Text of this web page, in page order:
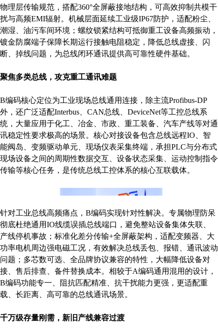
物理层传输规范，搭配360°全屏蔽接地结构，可高效抑制共模干
扰与高频EMI辐射。机械层面延续工业级IP67防护，适配粉尘、
潮湿、油污车间环境；螺纹锁紧结构可抵御重工设备高频振动，
镀金防腐端子保障长期运行接触电阻稳定，降低总线虚接、闪
断、掉线问题，为总线闭环通讯提供高可靠性硬件基础。
聚焦多类总线，攻克重工通讯难题
B编码核心定位为工业现场总线通用连接，除主流Profibus-DP
外，还广泛适配Interbus、CAN总线、DeviceNet等工控总线系
统，大量应用于化工、冶金、市政、重工装备、汽车产线等对通
讯稳定性要求极高的场景。核心对接设备包含总线远程IO、智
能阀岛、变频驱动单元、现场仪表采集终端，承担PLC与分布式
现场设备之间的周期性数据交互、设备状态采集、运动控制指令
传输等核心任务，是传统总线工控体系的核心互联载体。
针对工业总线高频痛点，B编码实现针对性解决。专属物理防呆
彻底杜绝通用IO线缆误插总线端口，避免整站设备集体失联、
产线停机事故；标准化差分传输+全屏蔽架构，适配变频器、大
功率电机周边强电磁工况，有效解决总线丢包、报错、通讯波动
问题；多芯数可选、全品牌协议兼容的特性，大幅降低设备对
接、售后排查、备件替换成本。相较于A编码通用混用的设计，
B编码功能专一、阻抗匹配精准、抗干扰能力更强，更适配重
载、长距离、高可靠的总线通讯场景。
千万级存量刚需，新旧产线兼容过渡